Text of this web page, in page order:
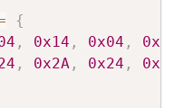
{
, 0x14 , 0x04 ,
, 0x2A , 0x24 ,